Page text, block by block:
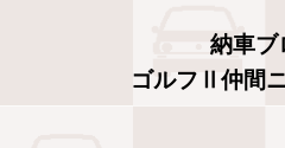
納車ブ
ゴルフⅡ仲間